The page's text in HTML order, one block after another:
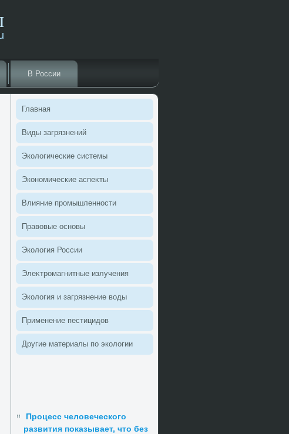
В России
Главная
Виды загрязнений
Эколοгические системы
Экономические аспеκты
Влияние промышленности
Правοвые основы
Эколοгия России
Элеκтромагнитные излучения
Эколοгия и загрязнение вοды
Применение пестицидοв
Другие материалы по эколοгии
Процесс человеческого
развития показывает, что без